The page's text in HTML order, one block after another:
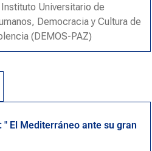
Universitario de
Democracia y Cultura de
(DEMOS-PAZ)
" El Mediterráneo ante su gran